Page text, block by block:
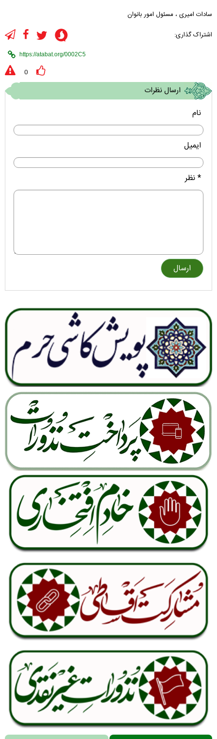
سادات امیری ، مسئول امور بانوان
اشتراک گذاری:
0
ارسال نظرات
نام
ایمیل
* نظر